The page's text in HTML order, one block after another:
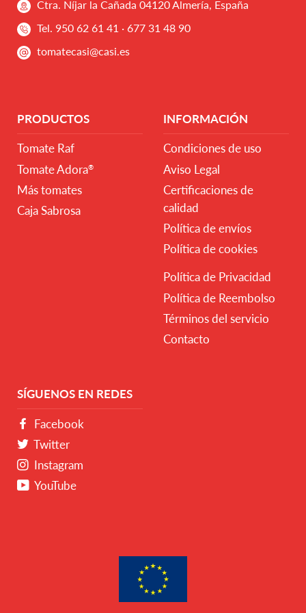
Ctra. Níjar la Cañada 04120 Almería, España
Tel. 950 62 61 41 · 677 31 48 90
tomatecasi@casi.es
PRODUCTOS
Tomate Raf
Tomate Adora®
Más tomates
Caja Sabrosa
INFORMACIÓN
Condiciones de uso
Aviso Legal
Certificaciones de
calidad
Política de envíos
Política de cookies
Política de Privacidad
Política de Reembolso
Términos del servicio
Contacto
SÍGUENOS EN REDES
Facebook
Twitter
Instagram
YouTube